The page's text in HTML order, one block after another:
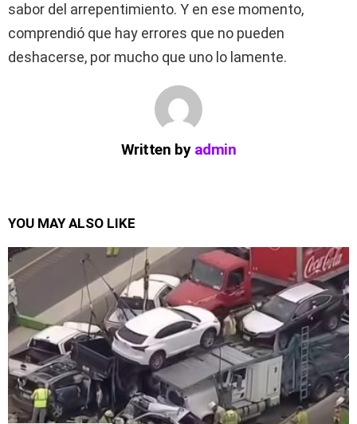
sabor del arrepentimiento. Y en ese momento,
comprendió que hay errores que no pueden
deshacerse, por mucho que uno lo lamente.
Written by admin
YOU MAY ALSO LIKE